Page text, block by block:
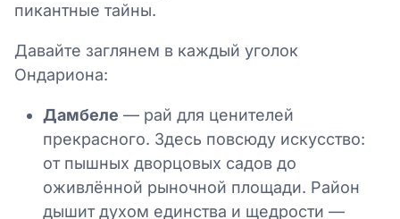
пикантные тайны.
Давайте заглянем в каждый уголок
Ондариона:
Дамбеле — рай для ценителей
прекрасного. Здесь повсюду искусство:
от пышных дворцовых садов до
оживлённой рыночной площади. Район
дышит духом единства и щедрости —